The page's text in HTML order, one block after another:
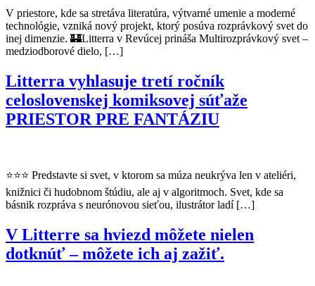
V priestore, kde sa stretáva literatúra, výtvarné umenie a moderné
technológie, vzniká nový projekt, ktorý posúva rozprávkový svet do
inej dimenzie. 🏰Litterra v Revúcej prináša Multirozprávkový svet –
medziodborové dielo, […]
Litterra vyhlasuje tretí ročník
celoslovenskej komiksovej súťaže
PRIESTOR PRE FANTÁZIU
⭐⭐⭐ Predstavte si svet, v ktorom sa múza neukrýva len v ateliéri,
knižnici či hudobnom štúdiu, ale aj v algoritmoch. Svet, kde sa
básnik rozpráva s neurónovou sieťou, ilustrátor ladí […]
V Litterre sa hviezd môžete nielen
dotknúť – môžete ich aj zažiť.